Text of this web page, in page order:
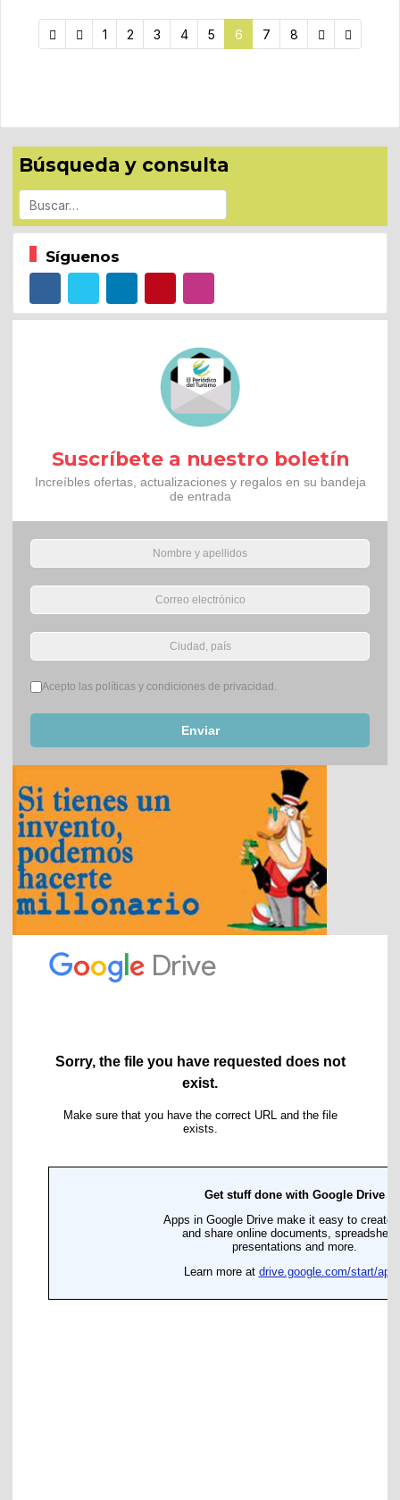
1 2 3 4 5 6 7 8
Búsqueda y consulta
Buscar
Síguenos
Suscríbete a nuestro boletín
Increíbles ofertas, actualizaciones y regalos en su bandeja
de entrada
Términos del servicio*
Acepto las políticas y condiciones de privacidad.
Enviar